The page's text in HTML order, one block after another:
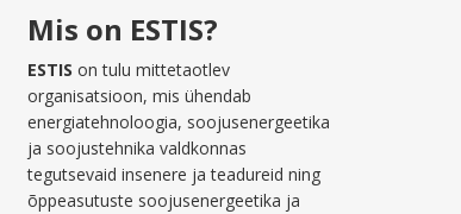
Mis on ESTIS?
ESTIS on tulu mittetaotlev
organisatsioon, mis ühendab
energiatehnoloogia, soojusenergeetika
ja soojustehnika valdkonnas
tegutsevaid insenere ja teadureid ning
õppeasutuste soojusenergeetika ja